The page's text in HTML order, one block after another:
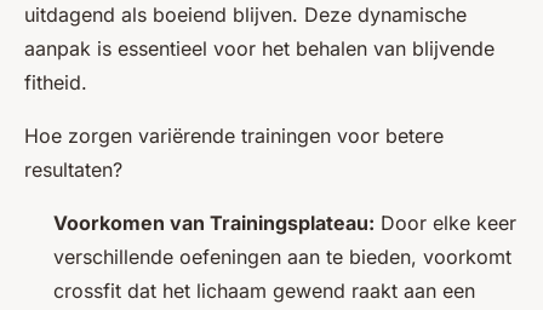
uitdagend als boeiend blijven. Deze dynamische
aanpak is essentieel voor het behalen van blijvende
fitheid.
Hoe zorgen variërende trainingen voor betere
resultaten?
Voorkomen van Trainingsplateau: Door elke keer
verschillende oefeningen aan te bieden, voorkomt
crossfit dat het lichaam gewend raakt aan een